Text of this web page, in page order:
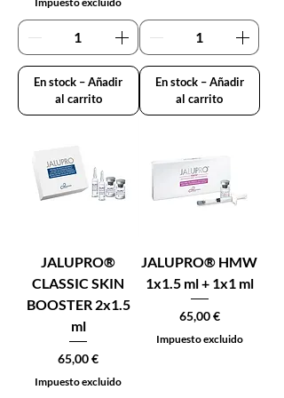
En stock – Añadir
al carrito
En stock – Añadir
al carrito
JALUPRO®
CLASSIC SKIN
BOOSTER 2x1.5
ml
Precio
65,00 €
Impuesto excluido
JALUPRO® HMW
1x1.5 ml + 1x1 ml
Precio
65,00 €
Impuesto excluido